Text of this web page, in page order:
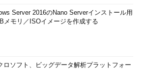
Server 2016のNano Serverインストール用
メモリ／ISOイメージを作成する
ロソフト、ビッグデータ解析プラットフォー